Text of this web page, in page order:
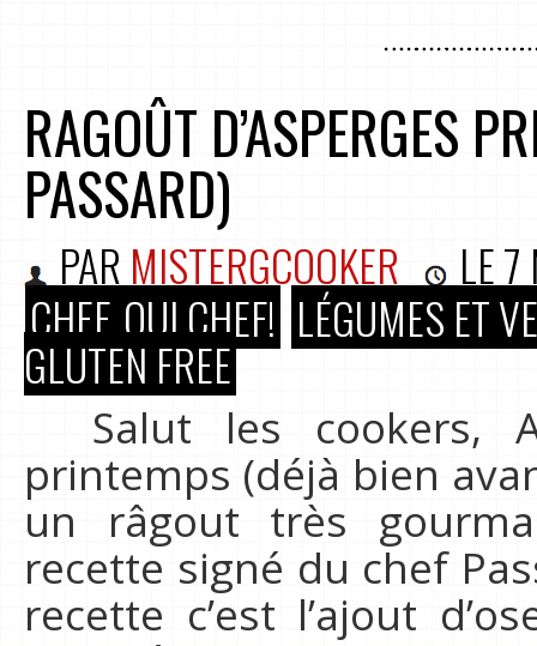
RAGOÛT D’ASPERGES
PASSARD)
PAR MISTERGCOOKER LE7
CHEF, OUI CHEF! LÉGUMES ET
GLUTEN FREE
Salut les cookers,
printemps (déjà bien
un râgout très
recette signé du chef
recette c’est l’ajout